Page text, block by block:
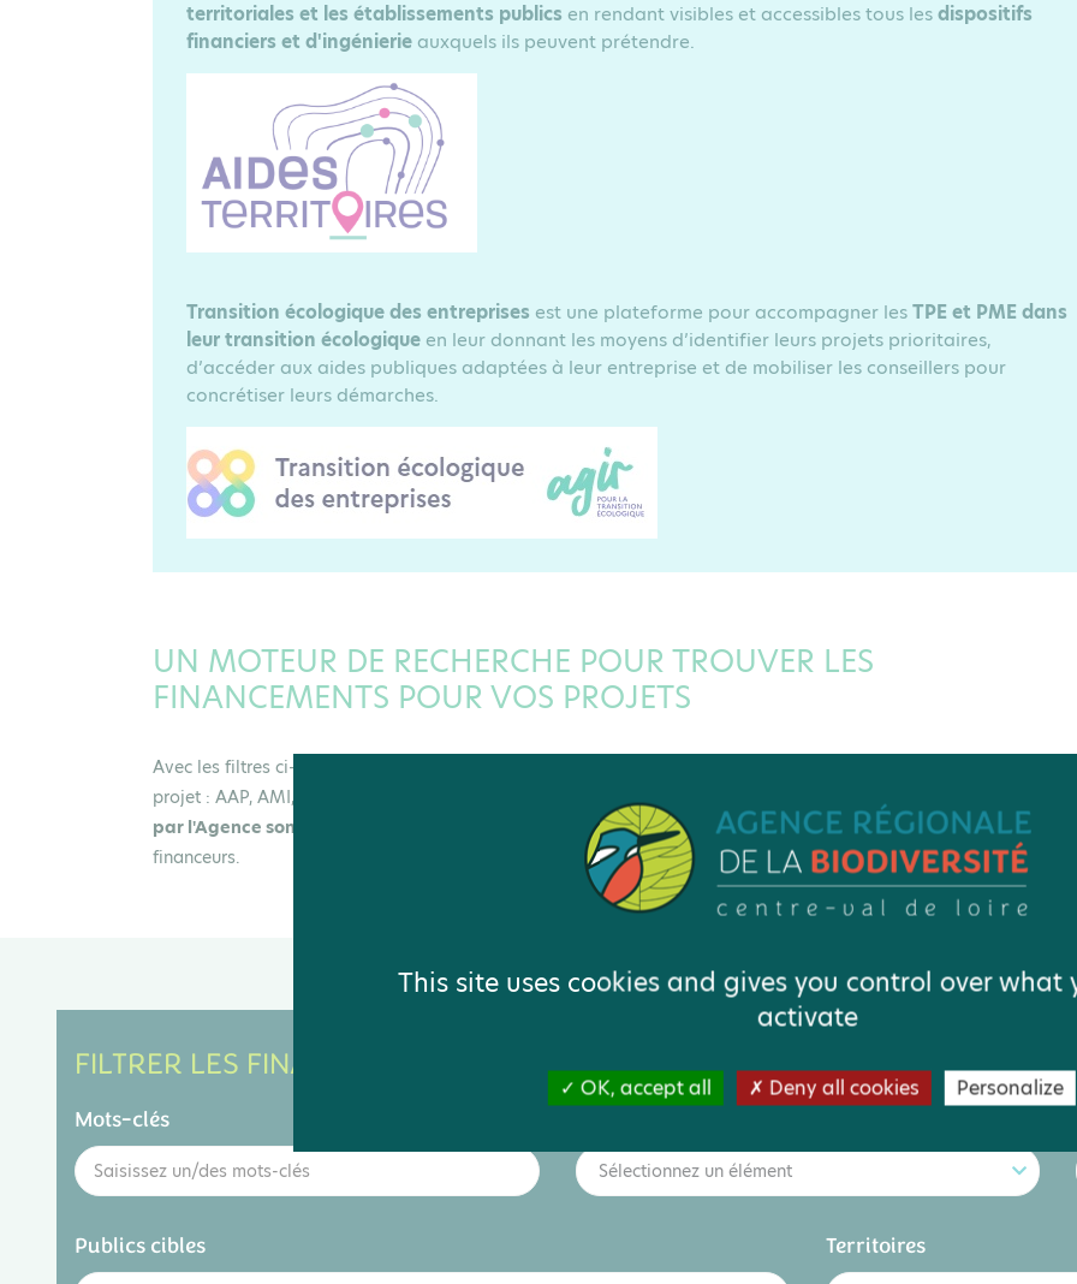
territoriales et les établissements publics en rendant visibles et accessibles tous lesdispositifs
financiers et d'ingénierie auxquels ils peuvent prétendre.
Transition écologique des entreprises est une plateforme pour accompagner lesTPE et PME dans
leur transition écologique en leur donnant les moyens d’identifier leurs projets prioritaires,
d’accéder aux aides publiques adaptées à leur entreprise et de mobiliser les conseillers pour
concrétiser leurs démarches.
UN MOTEUR DE RECHERCHE POUR TROUVER LES
FINANCEMENTS POUR VOS PROJETS
Avec les filtres ci-dessous, vous avez la possibilité de visualiser les financements pouvant correspondre à votre
projet : AAP, AMI, financements publics comme privés, ponctuels ou permanents,
par l'Agence sont répertoriés ici
. En cliquant sur les vignettes, vous avez accès directement aux sites internet des
financeurs.
FILTRER LES FINANCEMENTS PAR :
Mots-clés
Sélectionnez un élément
Publics cibles Territoires
This site uses cookies and gives you control over
activate
OK, accept all Deny all cookies Personalize